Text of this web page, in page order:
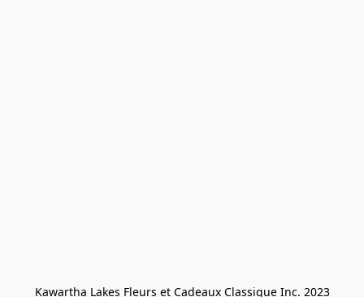
Kawartha Lakes Fleurs et Cadeaux Classique Inc. 2023